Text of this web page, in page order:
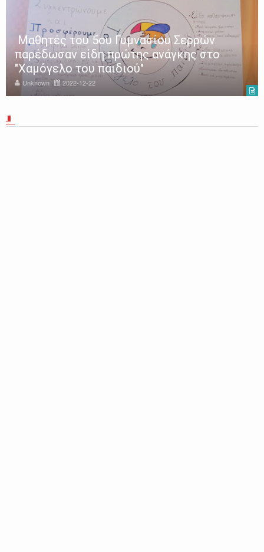
Μαθητές του 5ου Γυμνασίου Σερρών
παρέδωσαν είδη πρώτης ανάγκης στο
"Χαμόγελο του παιδιού"
Unknown 2022-12-22